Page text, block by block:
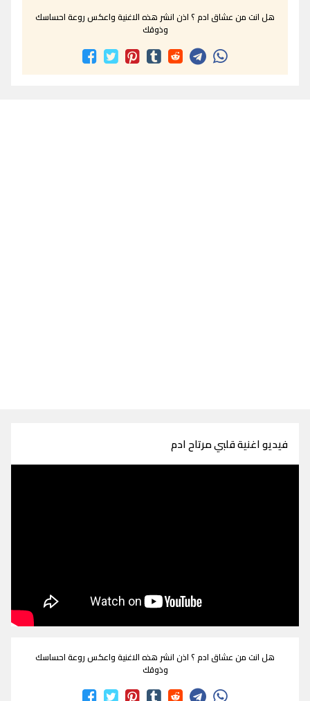
هل انت من عشاق ادم ؟ اذن انشر هذه الاغنية واعكس روعة احساسك
وذوقك
فيديو اغنية قلبي مرتاح ادم
هل انت من عشاق ادم ؟ اذن انشر هذه الاغنية واعكس روعة احساسك
وذوقك